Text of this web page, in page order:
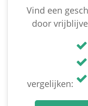
Vind een
door
vergelijken: